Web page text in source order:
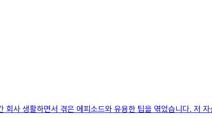
사 생활하면서 겪은 에피소드와 유용한 팁을 엮었습니다. 저